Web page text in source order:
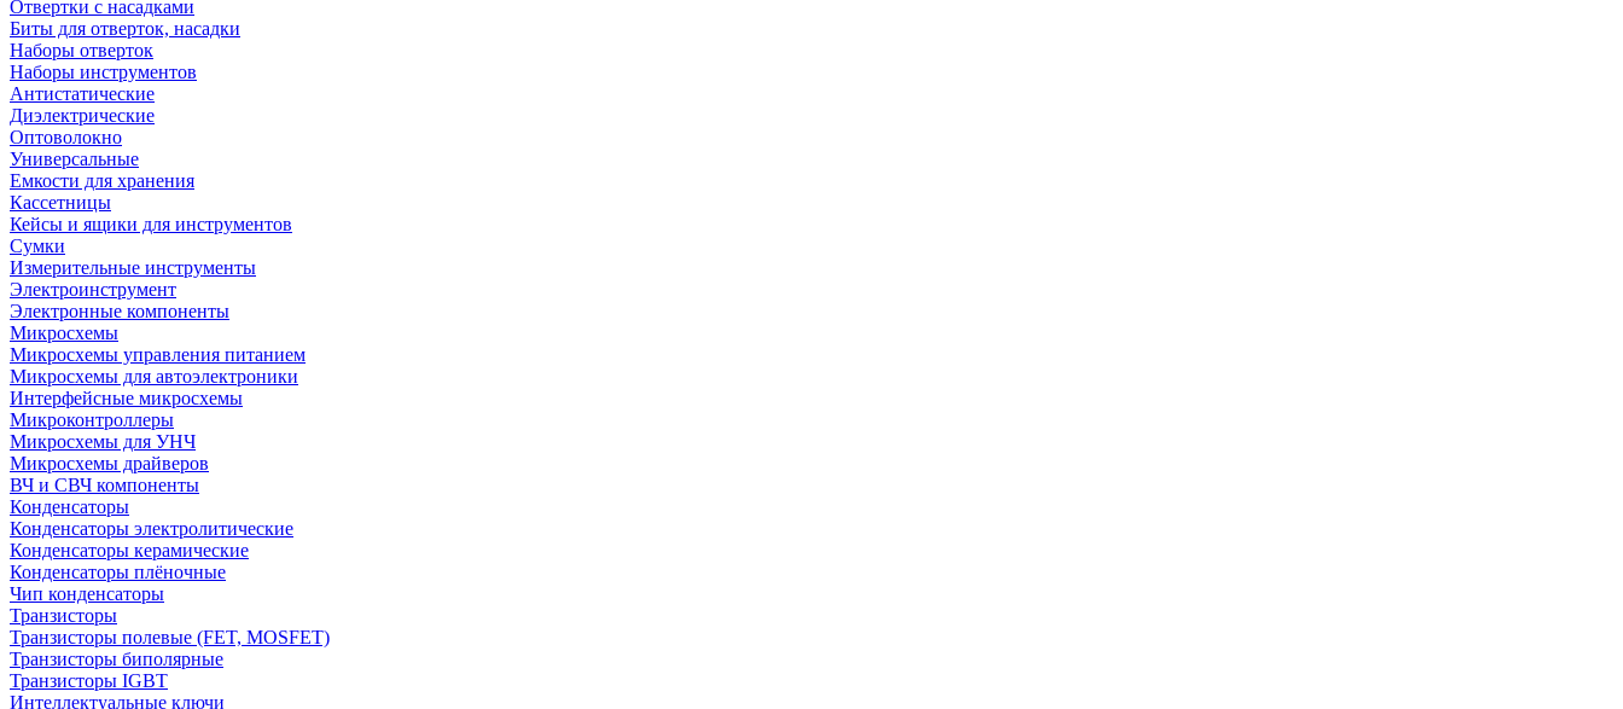
Отвертки с насадками
Биты для отверток, насадки
Наборы отверток
Наборы инструментов
Антистатические
Диэлектрические
Оптоволокно
Универсальные
Емкости для хранения
Кассетницы
Кейсы и ящики для инструментов
Сумки
Измерительные инструменты
Электроинструмент
Электронные компоненты
Микросхемы
Микросхемы управления питанием
Микросхемы для автоэлектроники
Интерфейсные микросхемы
Микроконтроллеры
Микросхемы для УНЧ
Микросхемы драйверов
ВЧ и СВЧ компоненты
Конденсаторы
Конденсаторы электролитические
Конденсаторы керамические
Конденсаторы плёночные
Чип конденсаторы
Транзисторы
Транзисторы полевые (FET, MOSFET)
Транзисторы биполярные
Транзисторы IGBT
Интеллектуальные ключи